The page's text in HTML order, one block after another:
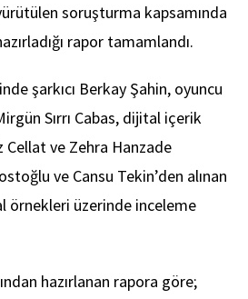
soruşturma kapsamında
rapor tamamlandı.
şarkıcı Berkay Şahin, oyuncu
Sırrı Cabas, dijital içerik
ve Zehra Hanzade
ve Cansu Tekin’den alınan
örnekleri üzerinde inceleme
hazırlanan rapora göre;